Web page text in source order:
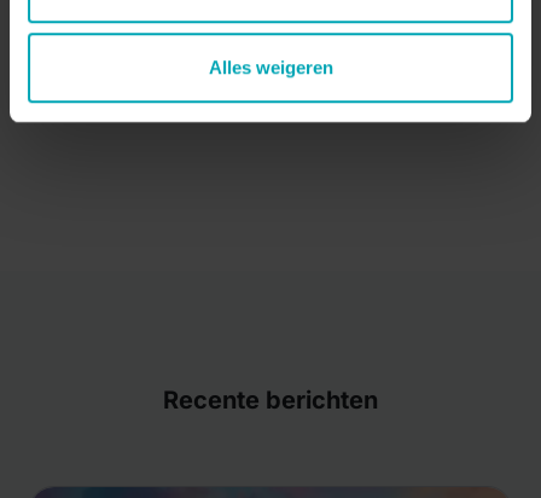
Alles weigeren
Recente berichten